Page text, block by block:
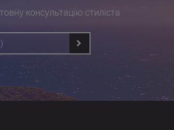
консультацію стиліста